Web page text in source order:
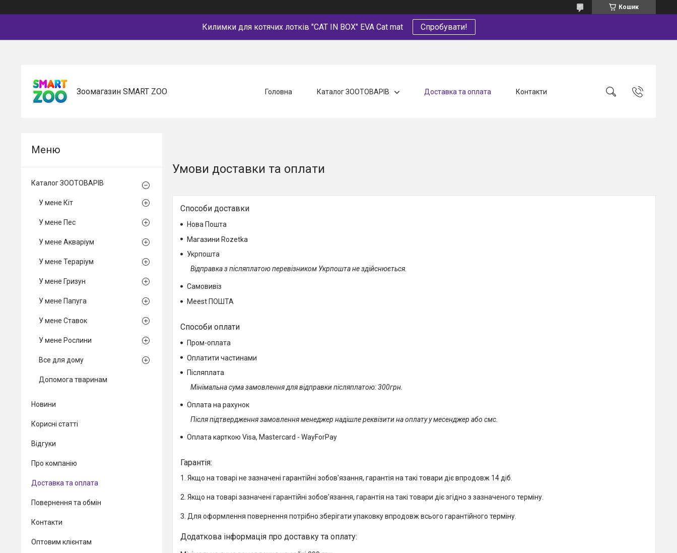
Кошик
Килимки для котячих лотків "CAT IN BOX" EVA Cat mat Спробувати!
Зоомагазин SMART ZOO Головна Каталог ЗООТОВАРІВ Доставка та оплата Контакти
Умови доставки та оплати
Способи доставки
Нова Пошта
Магазини Rozetka
Укрпошта
Відправка з післяплатою перевізником Укрпошта не здійснюється.
Самовивіз
Meest ПОШТА
Способи оплати
Пром-оплата
Оплатити частинами
Післяплата
Мінімальна сума замовлення для відправки післяплатою: 300грн.
Оплата на рахунок
Після підтвердження замовлення менеджер надішле реквізити на оплату у месенджер або смс.
Оплата карткою Visa, Mastercard - WayForPay
Гарантія:
1. Якщо на товарі не зазначені гарантійні зобов'язання, гарантія на такі товари діє впродовж 14 діб.
2. Якщо на товарі зазначені гарантійні зобов'язання, гарантія на такі товари діє згідно з зазначеного терміну.
3. Для оформлення повернення потрібно зберігати упаковку впродовж всього гарантійного терміну.
Каталог ЗООТОВАРІВ
У мене Кіт
У мене Пес
У мене Акваріум
У мене Тераріум
У мене Гризун
У мене Папуга
У мене Ставок
У мене Рослини
Все для дому
Допомога тваринам
Новини
Корисні статті
Відгуки
Про компанію
Доставка та оплата
Повернення та обмін
Контакти
Оптовим клієнтам